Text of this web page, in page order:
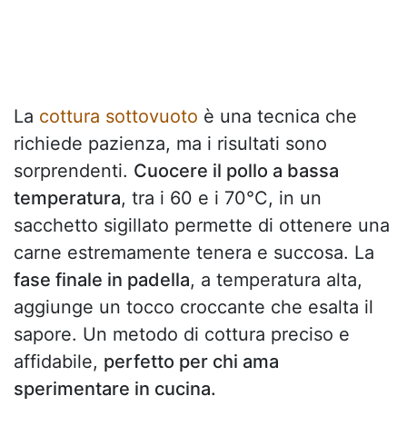
La cottura sottovuoto è una tecnica che
richiede pazienza, ma i risultati sono
sorprendenti. Cuocere il pollo a bassa
temperatura, tra i 60 e i 70°C, in un
sacchetto sigillato permette di ottenere una
carne estremamente tenera e succosa. La
fase finale in padella, a temperatura alta,
aggiunge un tocco croccante che esalta il
sapore. Un metodo di cottura preciso e
affidabile, perfetto per chi ama
sperimentare in cucina.